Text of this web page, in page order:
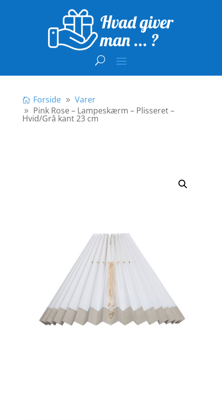
Forside
Varer
Pink Rose – Lampeskærm – Plisseret –
Hvid/Grå kant 23 cm